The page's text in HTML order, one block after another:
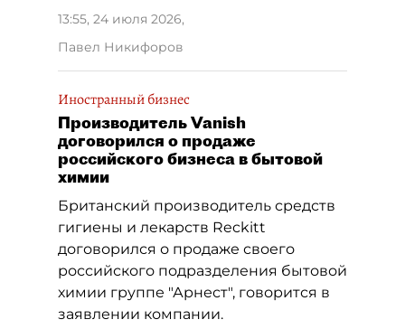
13:55, 24 июля 2026,
Павел Никифоров
Иностранный бизнес
Производитель Vanish
договорился о продаже
российского бизнеса в бытовой
химии
Британский производитель средств
гигиены и лекарств Reckitt
договорился о продаже своего
российского подразделения бытовой
химии группе "Арнест", говорится в
заявлении компании.